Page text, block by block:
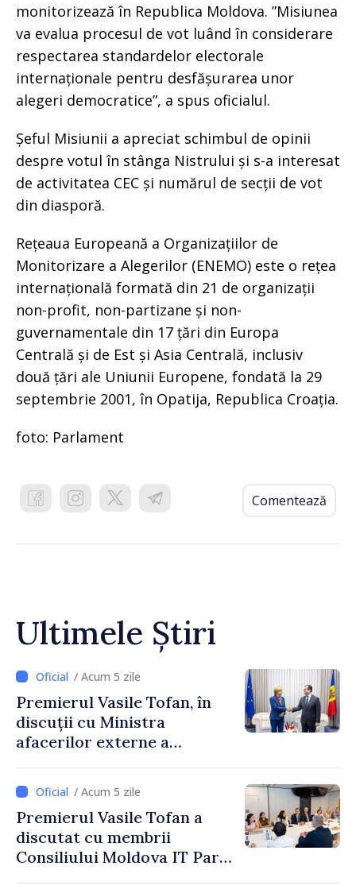
monitorizează în Republica Moldova. ”Misiunea
va evalua procesul de vot luând în considerare
respectarea standardelor electorale
internaționale pentru desfășurarea unor
alegeri democratice”, a spus oficialul.
Șeful Misiunii a apreciat schimbul de opinii
despre votul în stânga Nistrului și s-a interesat
de activitatea CEC și numărul de secții de vot
din diasporă.
Rețeaua Europeană a Organizațiilor de
Monitorizare a Alegerilor (ENEMO) este o rețea
internațională formată din 21 de organizații
non-profit, non-partizane și non-
guvernamentale din 17 țări din Europa
Centrală și de Est și Asia Centrală, inclusiv
două țări ale Uniunii Europene, fondată la 29
septembrie 2001, în Opatija, Republica Croația.
foto: Parlament
Comentează
Ultimele Știri
/ Acum 5 zile
Premierul Vasile Tofan, în
discuții cu Ministra
afacerilor externe a
/ Acum 5 zile
Premierul Vasile Tofan a
discutat cu membrii
Consiliului Moldova IT Park: